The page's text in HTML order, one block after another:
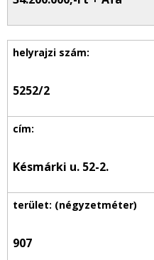
5252/2
Késmárki u. 52-2.
907